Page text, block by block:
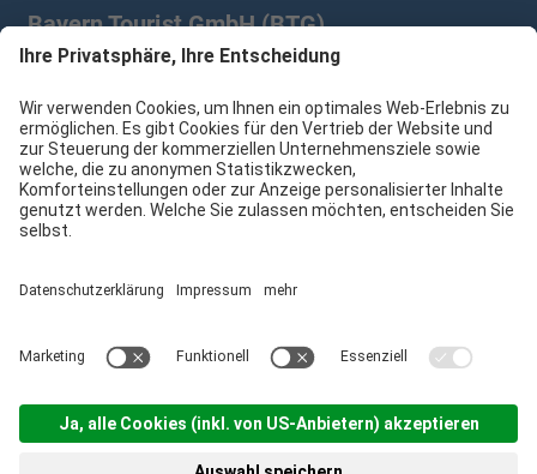
Bayern Tourist GmbH (BTG)
Prinz-Ludwig-Palais | Türkenstr. 7 | 80333 München
branchenpartner@btg-service.de
Bayern Tourist GmbH (BTG) Sitemap
Impressum
Datenschutzerklärung
Cookie-Einstellungen produced by